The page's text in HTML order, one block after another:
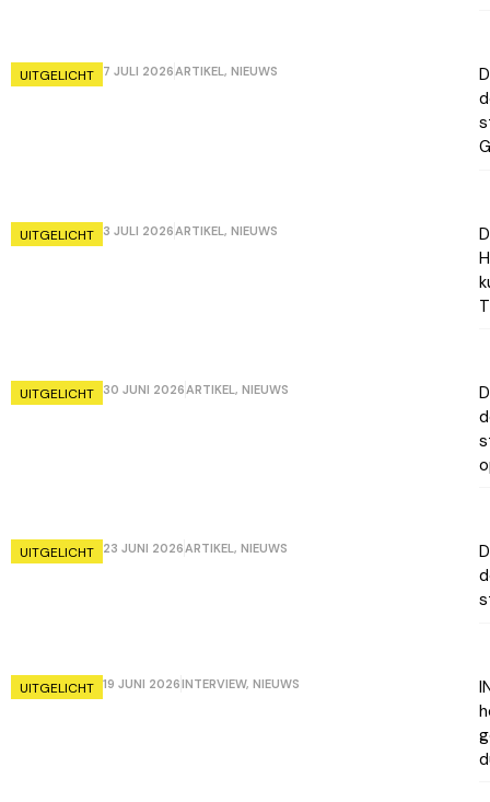
UITGELICHT 7 JULI 2026ARTIKEL, NIEUWS
UITGELICHT 3 JULI 2026 ARTIKEL , NIEUWS
UITGELICHT 30 JUNI 2026ARTIKEL, NIEUWS
UITGELICHT 23 JUNI 2026ARTIKEL, NIEUWS
UITGELICHT 19 JUNI 2026INTERVIEW, NIEUWS